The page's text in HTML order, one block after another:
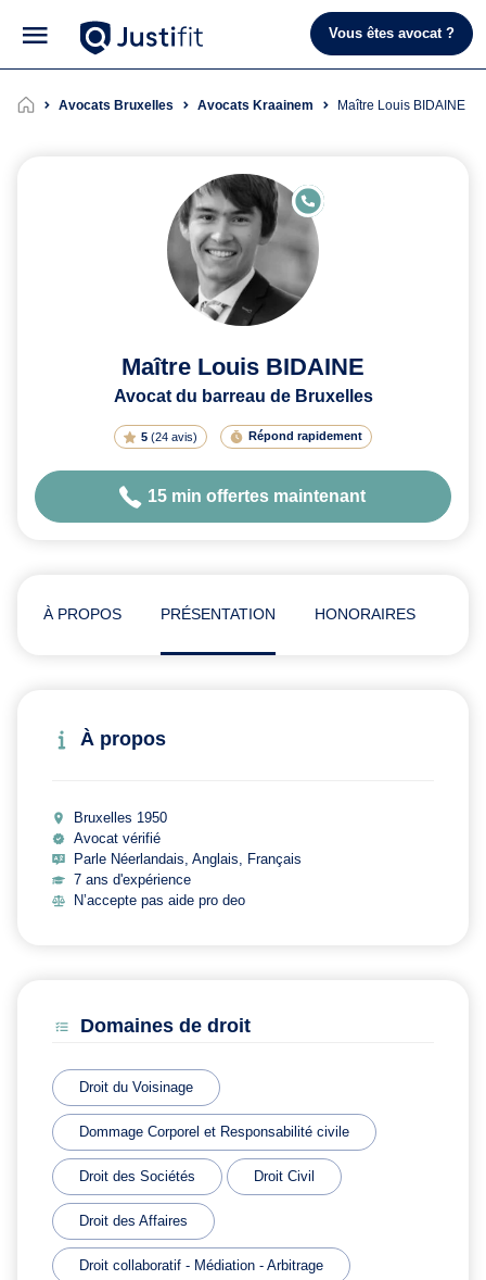
Vous êtes avocat ?
Avocats Bruxelles Avocats Kraainem Maître Louis BIDAINE
E
N
Maître Louis BIDAINE
Avocat du barreau de Bruxelles
5(24 avis) Répond rapidement
15 min offertes maintenant
À PROPOS PRÉSENTATION HONORAIRES
À propos
Bruxelles 1950
Avocat vérifié
Parle Néerlandais, Anglais, Français
7 ans d'expérience
N’accepte pas aide pro deo
Domaines de droit
Droit du Voisinage
Dommage Corporel et Responsabilité civile
Droit des Sociétés Droit Civil
Droit des Affaires
Droit collaboratif - Médiation - Arbitrage